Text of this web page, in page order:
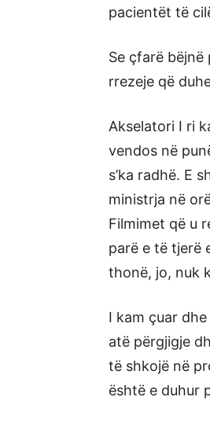
pacientët të
Se çfarë bëjnë
rrezeje që
Akselatori I ri
vendos në
s’ka radhë. E
ministrja në
Filmimet që u
parë e të tjerë
thonë, jo, nuk
I kam çuar
atë përgjigje
të shkojë në
është e duhur